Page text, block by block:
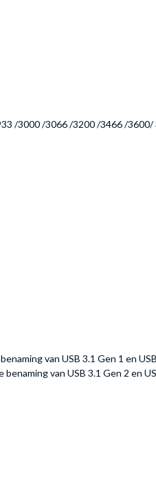
/3000 /3066 /3200 /3466 /
van USB 3.1 Gen 1 en
van USB 3.1 Gen 2 en